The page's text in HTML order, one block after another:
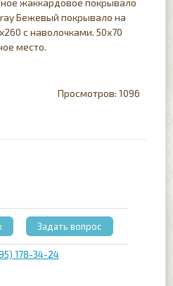
жаккардовое покрывало
Бежевый покрывало на
с наволочками. 50х70
место.
1096
178-34-24
Задать вопрос